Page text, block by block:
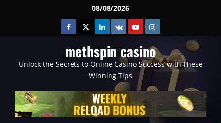
08/08/2026
Facebook
TwitterLinkedin
VK YoutubeInstagram
methspin casino
Unlock the Secrets to Online Casino Success with These
Winning Tips